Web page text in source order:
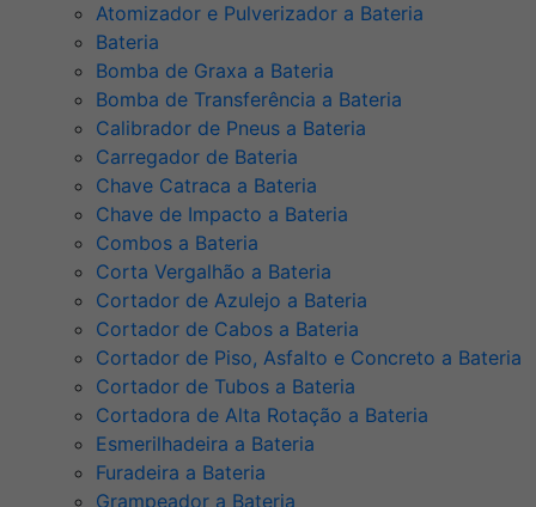
Atomizador e Pulverizador a Bateria
Bateria
Bomba de Graxa a Bateria
Bomba de Transferência a Bateria
Calibrador de Pneus a Bateria
Carregador de Bateria
Chave Catraca a Bateria
Chave de Impacto a Bateria
Combos a Bateria
Corta Vergalhão a Bateria
Cortador de Azulejo a Bateria
Cortador de Cabos a Bateria
Cortador de Piso, Asfalto e Concreto a Bateria
Cortador de Tubos a Bateria
Cortadora de Alta Rotação a Bateria
Esmerilhadeira a Bateria
Furadeira a Bateria
Grampeador a Bateria